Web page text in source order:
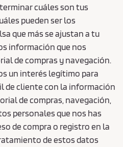
cuáles son tus
pueden ser los
que más se ajustan a tu
información que nos
de compras y navegación.
un interés legítimo para
de cliente con la información
de compras, navegación,
personales que nos has
de compra o registro en la
de estos datos